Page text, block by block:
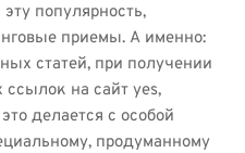
популярность,
приемы. А именно:
статей, при получении
ссылок на сайт yes,
делается с особой
продуманному